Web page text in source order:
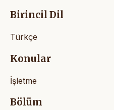
Birincil Dil
Türkçe
Konular
İşletme
Bölüm